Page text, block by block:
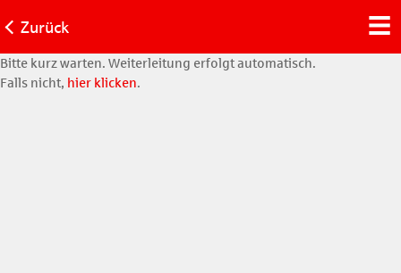
Zurück
Bitte kurz warten. Weiterleitung erfolgt automatisch.
Falls nicht, hier klicken.